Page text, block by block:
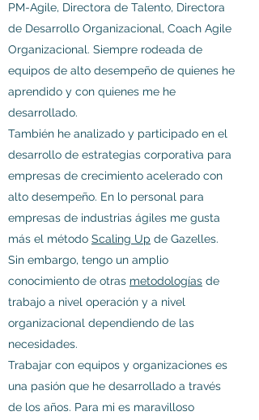
PM-Agile, Directora de Talento, Directora
de Desarrollo Organizacional, Coach Agile
Organizacional. Siempre rodeada de
equipos de alto desempeño de quienes he
aprendido y con quienes me he
desarrollado.
También he analizado y participado en el
desarrollo de estrategias corporativa para
empresas de crecimiento acelerado con
alto desempeño. En lo personal para
empresas de industrias ágiles me gusta
más el método Scaling Up de Gazelles.
Sin embargo, tengo un amplio
conocimiento de otras metodologías de
trabajo a nivel operación y a nivel
organizacional dependiendo de las
necesidades.
Trabajar con equipos y organizaciones es
una pasión que he desarrollado a través
de los años. Para mi es maravilloso